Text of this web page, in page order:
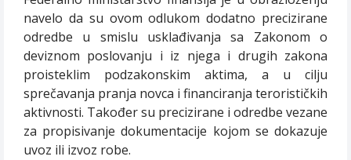
navelo da su ovom odlukom dodatno precizirane
odredbe u smislu usklađivanja sa Zakonom o
deviznom poslovanju i iz njega i drugih zakona
proisteklim podzakonskim aktima, a u cilju
sprečavanja pranja novca i financiranja terorističkih
aktivnosti. Također su precizirane i odredbe vezane
za propisivanje dokumentacije kojom se dokazuje
uvoz ili izvoz robe.